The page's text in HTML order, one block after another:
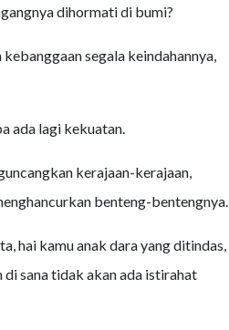
dihormati di bumi?
segala keindahannya,
ada lagi kekuatan.
kerajaan-kerajaan,
benteng-bentengnya.
hai kamu anak dara yang ditindas,
sana tidak akan ada istirahat